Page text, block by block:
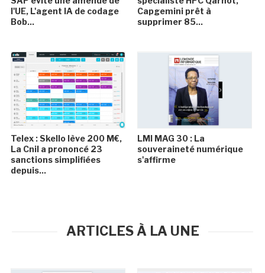
l'UE, L'agent IA de codage
Bob...
Capgemini prêt à
supprimer 85...
Telex : Skello lève 200 M€,
La Cnil a prononcé 23
sanctions simplifiées
depuis...
LMI MAG 30 : La
souveraineté numérique
s'affirme
ARTICLES À LA UNE